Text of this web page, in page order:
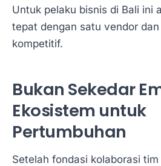
Untuk pelaku bisnis di Bali ini
tepat dengan satu vendor
kompetitif.
Bukan Sekedar
Ekosistem untuk
Pertumbuhan
Setelah fondasi kolaborasi